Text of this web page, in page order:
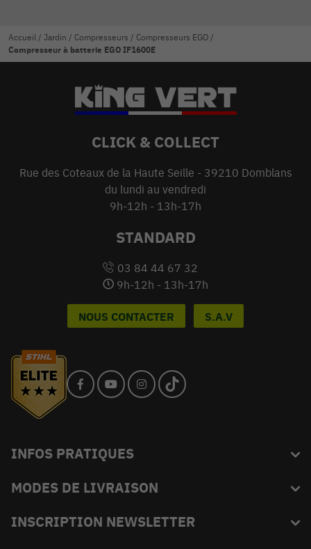
Accueil / Jardin / Compresseurs / Compresseurs EGO /
Compresseur à batterie EGO IF1600E
CLICK & COLLECT
Rue des Coteaux de la Haute Seille - 39210 Domblans
du lundi au vendredi
9h-12h - 13h-17h
STANDARD
03 84 44 67 32
9h-12h - 13h-17h
NOUS CONTACTER S.A.V
INFOS PRATIQUES
Blog
L'équipe du King
MODES DE LIVRAISON
INSCRIPTION NEWSLETTER